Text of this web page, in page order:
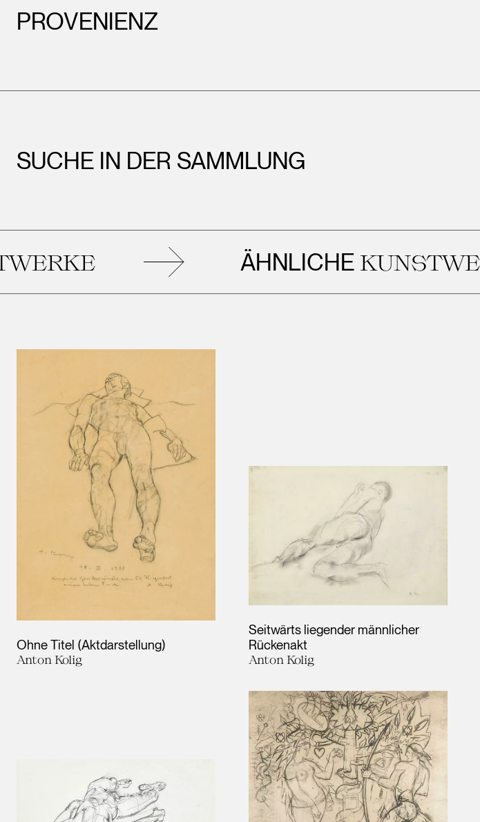
PROVENIENZ
SUCHE IN DER SAMMLUNG
ÄHNLICHEKUNSTWERKE
Ohne Titel (Aktdarstellung)
Anton Kolig
Seitwärts liegender männlicher
Rückenakt
Anton Kolig